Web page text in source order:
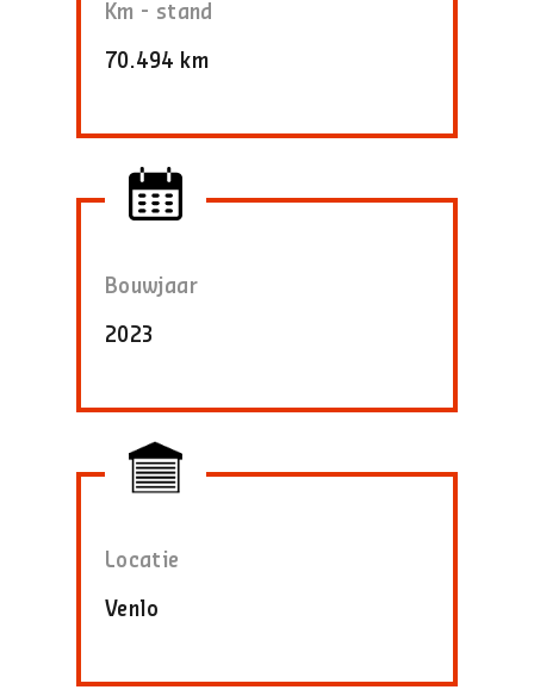
Km - stand
70.494 km
Bouwjaar
2023
Locatie
Venlo